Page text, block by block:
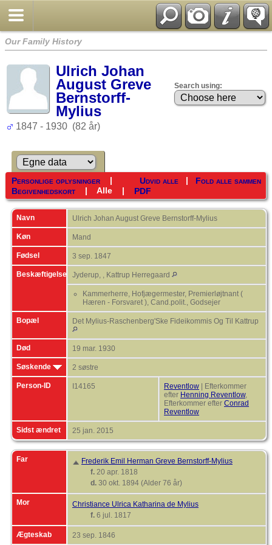
Our Family History
Ulrich Johan
August Greve
Bernstorff-
Mylius
1847 - 1930 (82 år)
Search using:
Udvid alle | Fold alle sammen
Personlige oplysninger|
Begivenhedskort| Alle| PDF
Navn Ulrich Johan August Greve Bernstorff-Mylius
Køn Mand
Fødsel 3 sep. 1847
Beskæftigelse Jyderup, , Kattrup Herregaard
Kammerherre, Hofjægermester, Premierløjtnant (
Hæren - Forsvaret ), Cand.polit., Godsejer
Bopæl Det Mylius-Raschenberg'Ske Fideikommis Og Til Kattrup
Død 19 mar. 1930
Søskende 2 søstre
Person-ID I14165 Reventlow | Efterkommer
efter Henning Reventlow,
Efterkommer efter Conrad
Reventlow
Sidst ændret 25 jan. 2015
Far
Frederik Emil Herman Greve Bernstorff-Mylius
f. 20 apr. 1818
d. 30 okt. 1894 (Alder 76 år)
Mor
Christiance Ulrica Katharina de Mylius
f. 6 jul. 1817
Ægteskab 23 sep. 1846